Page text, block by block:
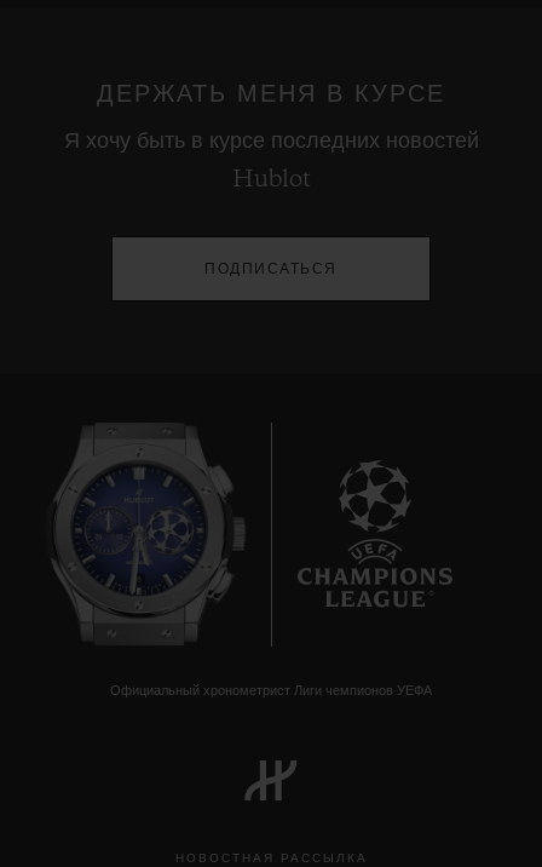
ДЕРЖАТЬ МЕНЯ В КУРСЕ
Я хочу быть в курсе последних новостей
Hublot
ПОДПИСАТЬСЯ
Официальный хронометрист Лиги чемпионов УЕФА
НОВОСТНАЯ РАССЫЛКА